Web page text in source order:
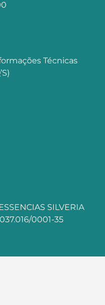
Técnicas
SILVERIA
0001-35